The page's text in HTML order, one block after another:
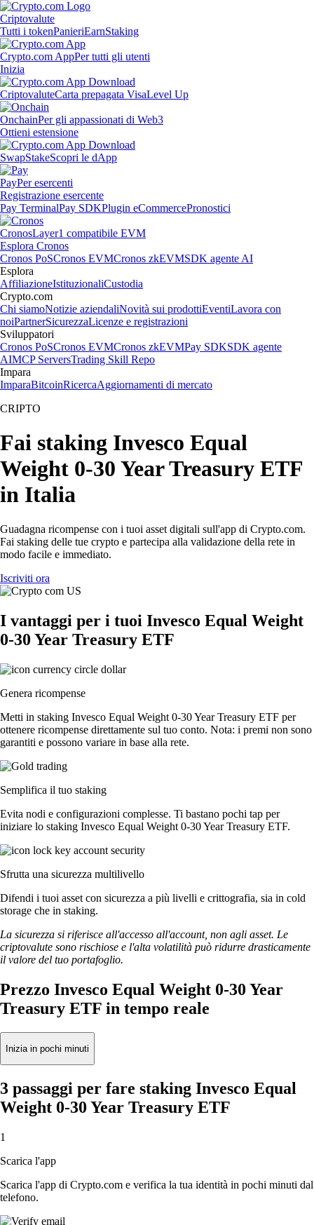
Criptovalute
Tutti i tokenPanieriEarnStaking
Crypto.com AppPer tutti gli utenti
Inizia
CriptovaluteCarta prepagata VisaLevel Up
OnchainPer gli appassionati di Web3
Ottieni estensione
SwapStakeScopri le dApp
PayPer esercenti
Registrazione esercente
Pay TerminalPay SDKPlugin eCommercePronostici
CronosLayer1 compatibile EVM
Esplora Cronos
Cronos PoSCronos EVMCronos zkEVMSDK agente AI
Esplora
AffiliazioneIstituzionaliCustodia
Crypto.com
Chi siamoNotizie aziendaliNovità sui prodottiEventiLavora con
noiPartnerSicurezzaLicenze e registrazioni
Sviluppatori
Cronos PoSCronos EVMCronos zkEVMPay SDKSDK agente
AIMCP ServersTrading Skill Repo
Impara
ImparaBitcoinRicercaAggiornamenti di mercato
CRIPTO
Fai staking Invesco Equal
Weight 0-30 Year Treasury ETF
in Italia
Guadagna ricompense con i tuoi asset digitali sull'app di Crypto.com.
Fai staking delle tue crypto e partecipa alla validazione della rete in
modo facile e immediato.
Iscriviti ora
I vantaggi per i tuoi Invesco Equal Weight
0-30 Year Treasury ETF
Genera ricompense
Metti in staking Invesco Equal Weight 0-30 Year Treasury ETF per
ottenere ricompense direttamente sul tuo conto. Nota: i premi non sono
garantiti e possono variare in base alla rete.
Semplifica il tuo staking
Evita nodi e configurazioni complesse. Ti bastano pochi tap per
iniziare lo staking Invesco Equal Weight 0-30 Year Treasury ETF.
Sfrutta una sicurezza multilivello
Difendi i tuoi asset con sicurezza a più livelli e crittografia, sia in cold
storage che in staking.
La sicurezza si riferisce all'accesso all'account, non agli asset. Le
criptovalute sono rischiose e l'alta volatilità può ridurre drasticamente
il valore del tuo portafoglio.
Prezzo Invesco Equal Weight 0-30 Year
Treasury ETF in tempo reale
Inizia in pochi minuti
3 passaggi per fare staking Invesco Equal
Weight 0-30 Year Treasury ETF
1
Scarica l'app
Scarica l'app di Crypto.com e verifica la tua identità in pochi minuti dal
telefono.